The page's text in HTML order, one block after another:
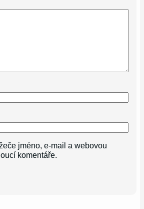
jméno, e-mail a webovou
komentáře.